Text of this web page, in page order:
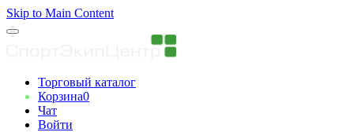
Skip to Main Content
Торговый каталог
Корзина0
Чат
Войти